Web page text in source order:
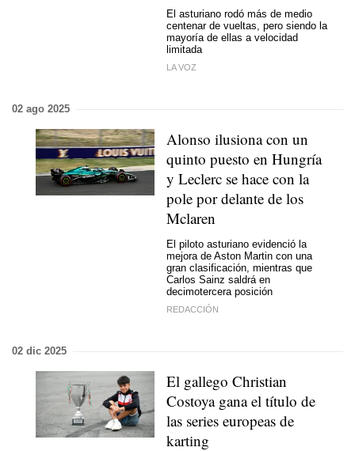
El asturiano rodó más de medio
centenar de vueltas, pero siendo la
mayoría de ellas a velocidad
limitada
LA VOZ
02 ago 2025
Alonso ilusiona con un
quinto puesto en Hungría
y Leclerc se hace con la
pole por delante de los
Mclaren
El piloto asturiano evidenció la
mejora de Aston Martin con una
gran clasificación, mientras que
Carlos Sainz saldrá en
decimotercera posición
REDACCIÓN
02 dic 2025
El gallego Christian
Costoya gana el título de
las series europeas de
karting